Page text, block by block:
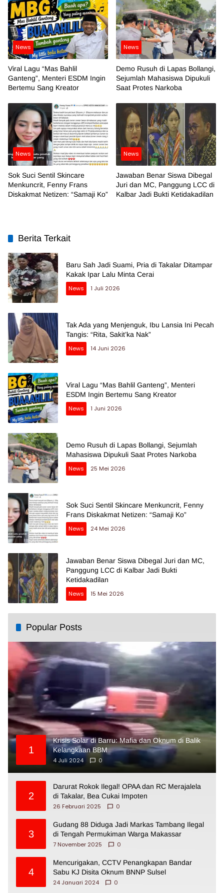
News
Viral Lagu “Mas Bahlil
Ganteng”, Menteri ESDM Ingin
Bertemu Sang Kreator
News
Demo Rusuh di Lapas Bollangi,
Sejumlah Mahasiswa Dipukuli
Saat Protes Narkoba
News
Sok Suci Sentil Skincare
Menkuncrit, Fenny Frans
Diskakmat Netizen: “Samaji Ko”
News
Jawaban Benar Siswa Dibegal
Juri dan MC, Panggung LCC di
Kalbar Jadi Bukti Ketidakadilan
Berita Terkait
Baru Sah Jadi Suami, Pria di Takalar Ditampar
Kakak Ipar Lalu Minta Cerai
News
1 Juli 2026
Tak Ada yang Menjenguk, Ibu Lansia Ini Pecah
Tangis: “Rita, Sakit’ka Nak”
News
14 Juni 2026
Viral Lagu “Mas Bahlil Ganteng”, Menteri
ESDM Ingin Bertemu Sang Kreator
News
1 Juni 2026
Demo Rusuh di Lapas Bollangi, Sejumlah
Mahasiswa Dipukuli Saat Protes Narkoba
News
25 Mei 2026
Sok Suci Sentil Skincare Menkuncrit, Fenny
Frans Diskakmat Netizen: “Samaji Ko”
News
24 Mei 2026
Jawaban Benar Siswa Dibegal Juri dan MC,
Panggung LCC di Kalbar Jadi Bukti
Ketidakadilan
News
15 Mei 2026
Popular Posts
1
Krisis Solar di Barru: Mafia dan Oknum di Balik
Kelangkaan BBM
4 Juli 2024
0
2
Darurat Rokok Ilegal! OPAA dan RC Merajalela
di Takalar, Bea Cukai Impoten
26 Februari 2025
0
3
Gudang 88 Diduga Jadi Markas Tambang Ilegal
di Tengah Permukiman Warga Makassar
7 November 2025
0
4
Mencurigakan, CCTV Penangkapan Bandar
Sabu KJ Disita Oknum BNNP Sulsel
24 Januari 2024
0